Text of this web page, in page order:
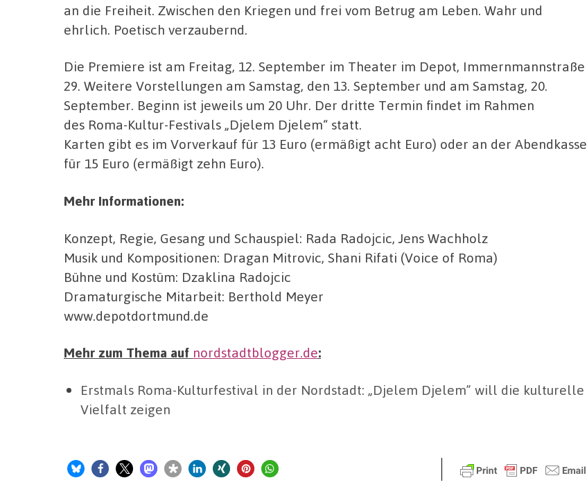
an die Freiheit. Zwischen den Kriegen und frei vom Betrug am Leben. Wahr und
ehrlich. Poetisch verzaubernd.
Die Premiere ist am Freitag, 12. September im Theater im Depot, Immernmannstraße
29. Weitere Vorstellungen am Samstag, den 13. September und am Samstag, 20.
September. Beginn ist jeweils um 20 Uhr. Der dritte Termin findet im Rahmen
des Roma-Kultur-Festivals „Djelem Djelem“ statt.
Karten gibt es im Vorverkauf für 13 Euro (ermäßigt acht Euro) oder an der Abendkasse
für 15 Euro (ermäßigt zehn Euro).
Mehr Informationen:
Konzept, Regie, Gesang und Schauspiel: Rada Radojcic, Jens Wachholz
Musik und Kompositionen: Dragan Mitrovic, Shani Rifati (Voice of Roma)
Bühne und Kostüm: Dzaklina Radojcic
Dramaturgische Mitarbeit: Berthold Meyer
www.depotdortmund.de
Mehr zum Thema auf nordstadtblogger.de:
Erstmals Roma-Kulturfestival in der Nordstadt: „Djelem Djelem” will die kulturelle
Vielfalt zeigen